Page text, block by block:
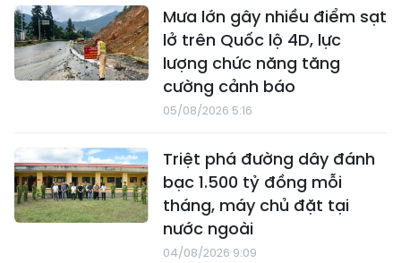
Mưa lớn gây nhiều điểm sạt
lở trên Quốc lộ 4D, lực
lượng chức năng tăng
cường cảnh báo
05/08/2026 5:16
Triệt phá đường dây đánh
bạc 1.500 tỷ đồng mỗi
tháng, máy chủ đặt tại
nước ngoài
04/08/2026 9:09